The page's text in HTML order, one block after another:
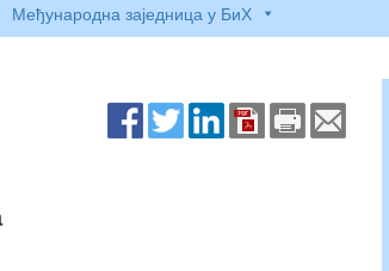
Међународна заједница у БиХ